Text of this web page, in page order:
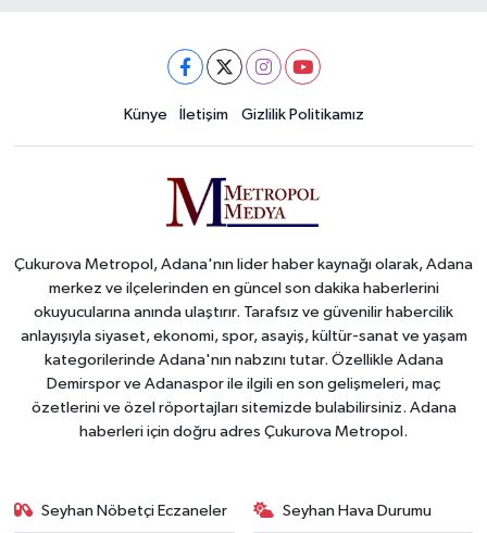
Künye İletişim Gizlilik Politikamız
Çukurova Metropol, Adana'nın lider haber kaynağı olarak, Adana
merkez ve ilçelerinden en güncel son dakika haberlerini
okuyucularına anında ulaştırır. Tarafsız ve güvenilir habercilik
anlayışıyla siyaset, ekonomi, spor, asayiş, kültür-sanat ve yaşam
kategorilerinde Adana'nın nabzını tutar. Özellikle Adana
Demirspor ve Adanaspor ile ilgili en son gelişmeleri, maç
özetlerini ve özel röportajları sitemizde bulabilirsiniz. Adana
haberleri için doğru adres Çukurova Metropol.
Seyhan Nöbetçi Eczaneler Seyhan Hava Durumu